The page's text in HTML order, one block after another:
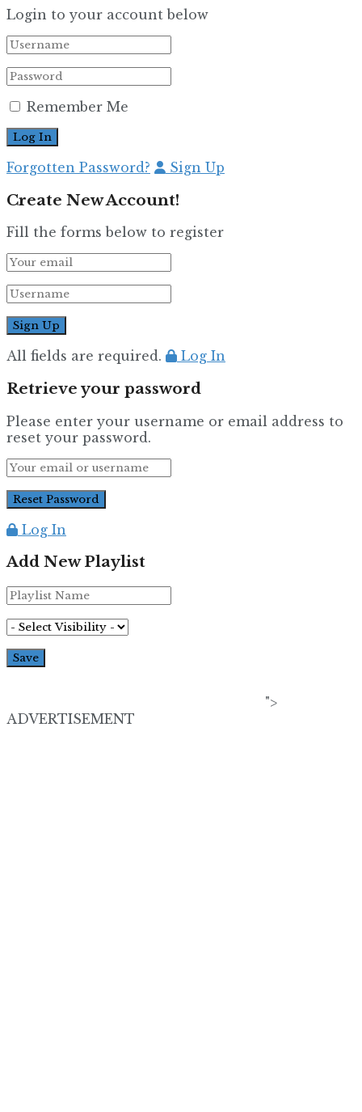
Login to your account below
Remember Me
Forgotten Password? Sign Up
Create New Account!
Fill the forms below to register
All fields are required. Log In
Retrieve your password
Please enter your username or email address to
reset your password.
Log In
Add New Playlist
">
ADVERTISEMENT